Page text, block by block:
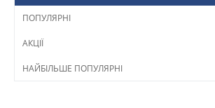
ПОПУЛЯРНІ
АКЦІЇ
НАЙБІЛЬШЕ ПОПУЛЯРНІ